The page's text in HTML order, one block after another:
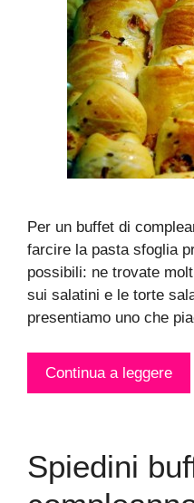
Per un buffet di
farcire la pasta sfoglia
possibili: ne trovate
sui salatini e le torte
presentiamo uno che
Continua a leggere
Spiedini